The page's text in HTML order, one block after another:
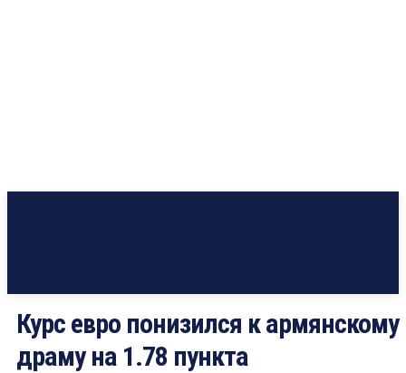
Курс евро понизился к армянскому
драму на 1.78 пункта